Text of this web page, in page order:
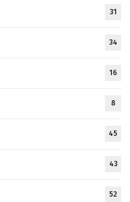
31
34
16
8
45
43
52